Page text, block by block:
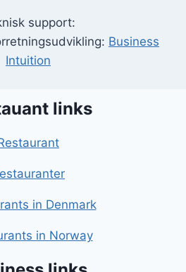
support:
Business
Intuition
links
in Denmark
in Norway